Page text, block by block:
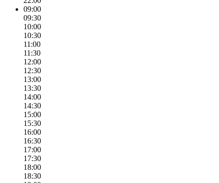
09:00
09:30
10:00
10:30
11:00
11:30
12:00
12:30
13:00
13:30
14:00
14:30
15:00
15:30
16:00
16:30
17:00
17:30
18:00
18:30